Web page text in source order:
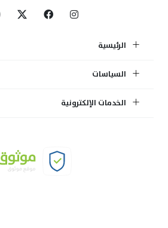
الرئيسية
السياسات
الخدمات الإلكترونية